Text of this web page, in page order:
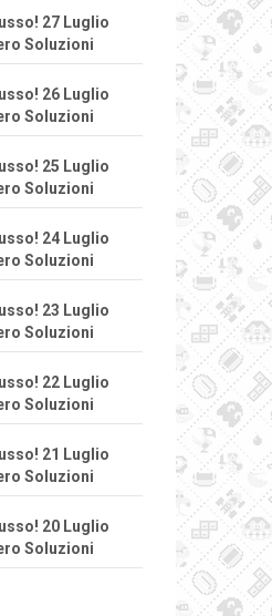
27 Luglio
Soluzioni
26 Luglio
Soluzioni
25 Luglio
Soluzioni
24 Luglio
Soluzioni
23 Luglio
Soluzioni
22 Luglio
Soluzioni
21 Luglio
Soluzioni
20 Luglio
Soluzioni